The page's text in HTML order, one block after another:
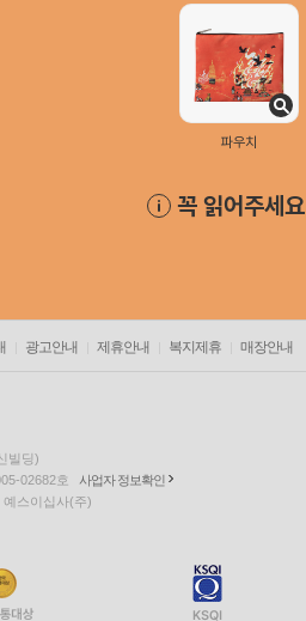
파우치
꼭 읽어주세요
광고안내 제휴안내 복지제휴 매장안내
빌딩)
02682호
사업자 정보확인
스이십사(주)